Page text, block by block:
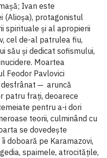
Ivan este
(Alioşa), protagonistul
spirituale şi al apropierii
cel de-al patrulea fiu,
său şi dedicat sofismului,
Moartea
Feodor Pavlovici
desfrânat ─ aruncă
patru fraţi, deoarece
pentru a-i dori
teorii, culminând cu
se dovedeşte
doboară pe Karamazovi,
spaimele, atrocităţile,